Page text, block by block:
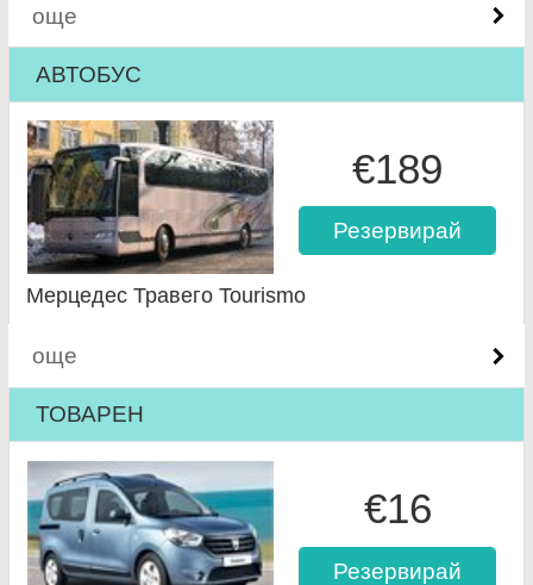
още
АВТОБУС
€189
Резервирай
Мерцедес Травего Tourismo
още
ТОВАРЕН
€16
Резервирай